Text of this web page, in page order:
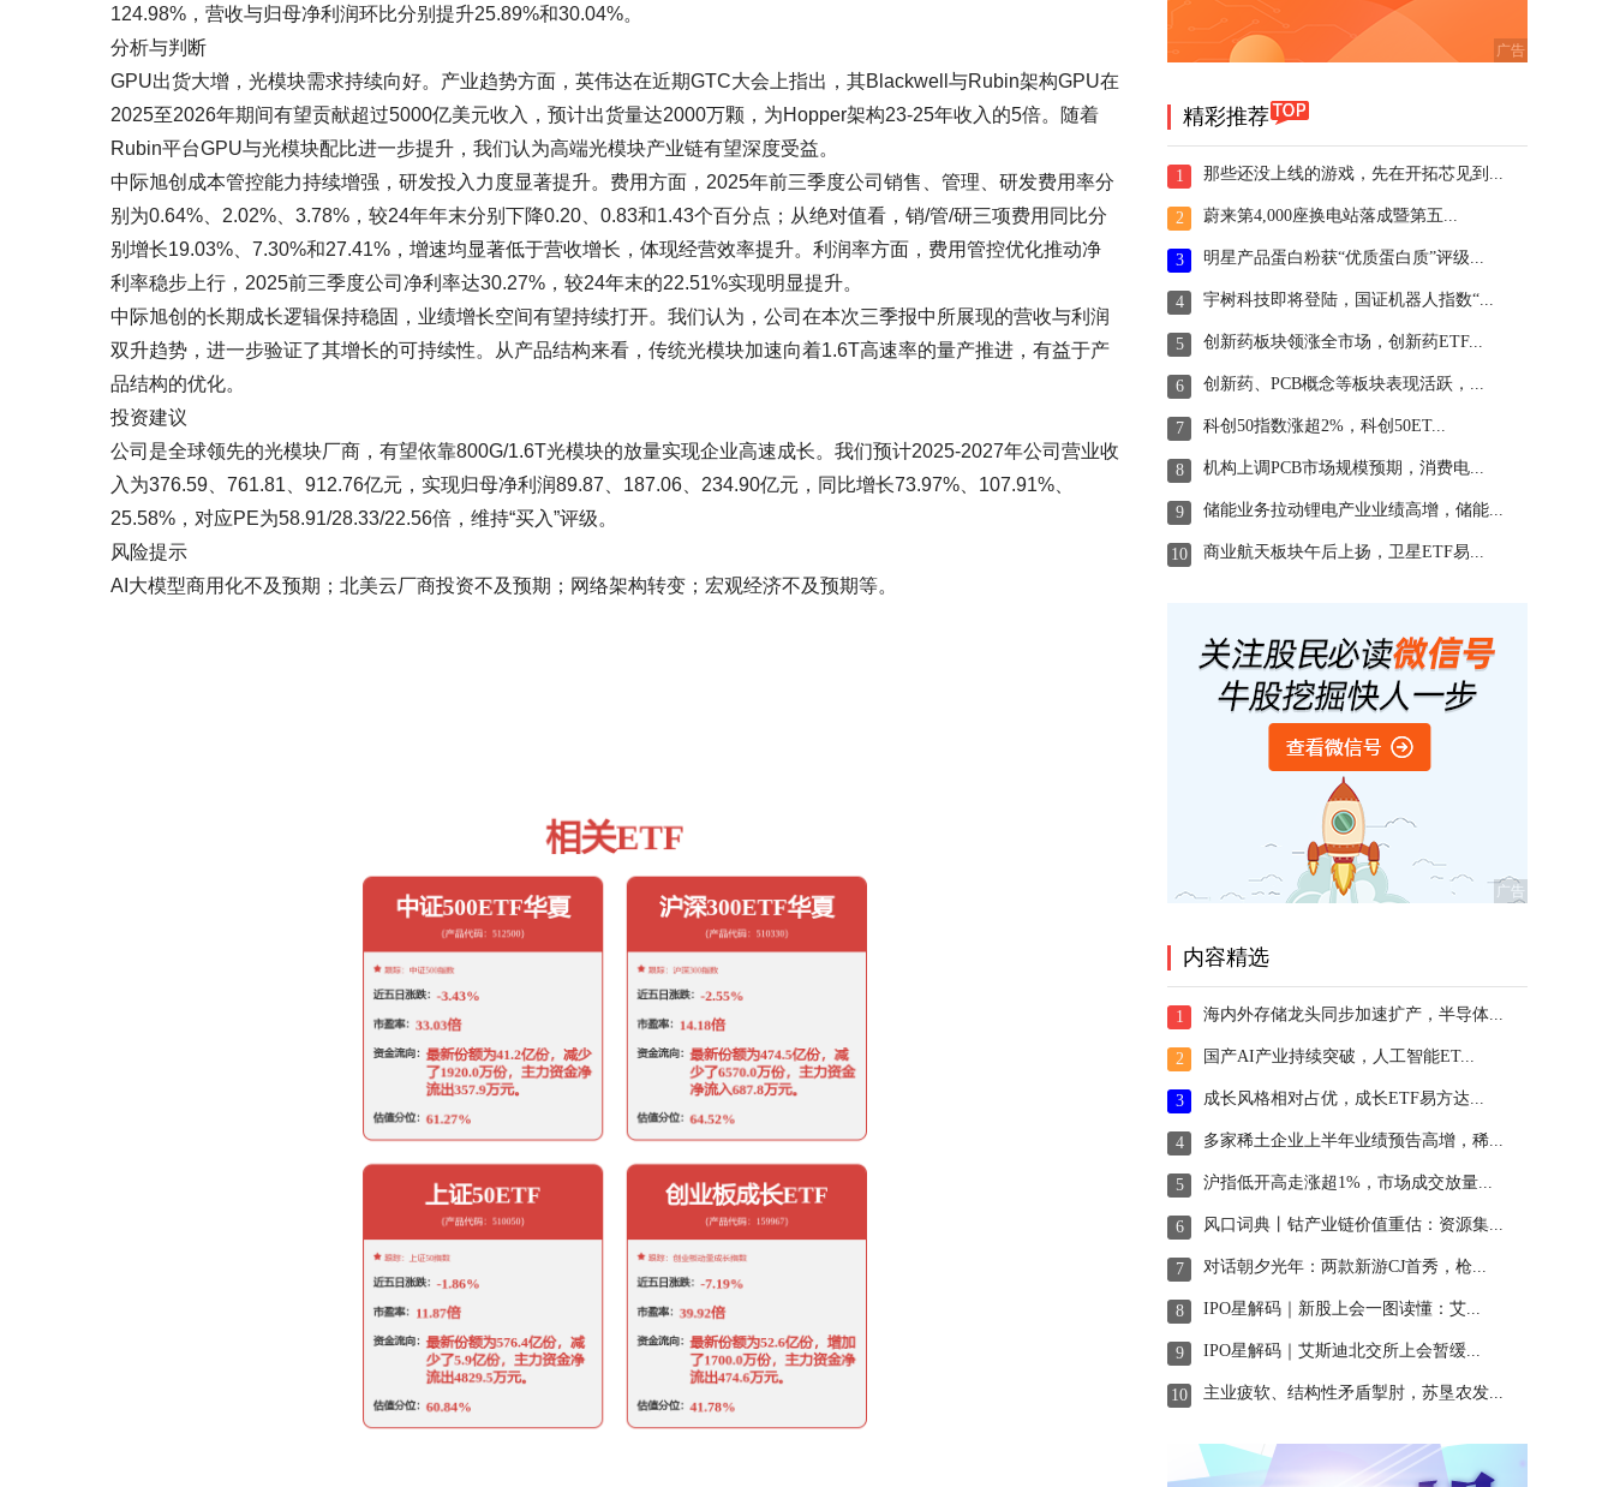
124.98%，营收与归母净利润环比分别提升25.89%和30.04%。
分析与判断
GPU出货大增，光模块需求持续向好。产业趋势方面，英伟达在近期GTC大会上指出，其Blackwell与Rubin架构GPU在
2025至2026年期间有望贡献超过5000亿美元收入，预计出货量达2000万颗，为Hopper架构23-25年收入的5倍。随着
Rubin平台GPU与光模块配比进一步提升，我们认为高端光模块产业链有望深度受益。
中际旭创成本管控能力持续增强，研发投入力度显著提升。费用方面，2025年前三季度公司销售、管理、研发费用率分
别为0.64%、2.02%、3.78%，较24年年末分别下降0.20、0.83和1.43个百分点；从绝对值看，销/管/研三项费用同比分
别增长19.03%、7.30%和27.41%，增速均显著低于营收增长，体现经营效率提升。利润率方面，费用管控优化推动净
利率稳步上行，2025前三季度公司净利率达30.27%，较24年末的22.51%实现明显提升。
中际旭创的长期成长逻辑保持稳固，业绩增长空间有望持续打开。我们认为，公司在本次三季报中所展现的营收与利润
双升趋势，进一步验证了其增长的可持续性。从产品结构来看，传统光模块加速向着1.6T高速率的量产推进，有益于产
品结构的优化。
投资建议
公司是全球领先的光模块厂商，有望依靠800G/1.6T光模块的放量实现企业高速成长。我们预计2025-2027年公司营业收
入为376.59、761.81、912.76亿元，实现归母净利润89.87、187.06、234.90亿元，同比增长73.97%、107.91%、
25.58%，对应PE为58.91/28.33/22.56倍，维持“买入”评级。
风险提示
AI大模型商用化不及预期；北美云厂商投资不及预期；网络架构转变；宏观经济不及预期等。
精彩推荐
1 那些还没上线的游戏，先在开拓芯见到...
2 蔚来第4,000座换电站落成暨第五...
3 明星产品蛋白粉获“优质蛋白质”评级...
4 宇树科技即将登陆，国证机器人指数“...
5 创新药板块领涨全市场，创新药ETF...
6 创新药、PCB概念等板块表现活跃，...
7 科创50指数涨超2%，科创50ET...
8 机构上调PCB市场规模预期，消费电...
9 储能业务拉动锂电产业业绩高增，储能...
10 商业航天板块午后上扬，卫星ETF易...
内容精选
1 海内外存储龙头同步加速扩产，半导体...
2 国产AI产业持续突破，人工智能ET...
3 成长风格相对占优，成长ETF易方达...
4 多家稀土企业上半年业绩预告高增，稀...
5 沪指低开高走涨超1%，市场成交放量...
6 风口词典丨钴产业链价值重估：资源集...
7 对话朝夕光年：两款新游CJ首秀，枪...
8 IPO星解码｜新股上会一图读懂：艾...
9 IPO星解码｜艾斯迪北交所上会暂缓...
10 主业疲软、结构性矛盾掣肘，苏垦农发...